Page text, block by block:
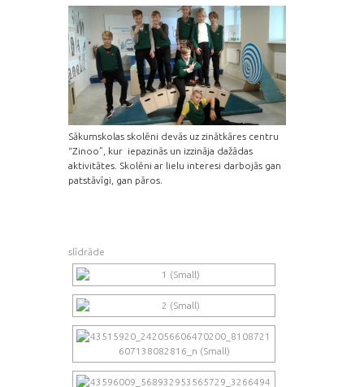
Sākumskolas skolēni devās uz zinātkāres centru
“Zinoo”, kur iepazinās un izzināja dažādas
aktivitātes. Skolēni ar lielu interesi darbojās gan
patstāvīgi, gan pāros.
slīdrāde